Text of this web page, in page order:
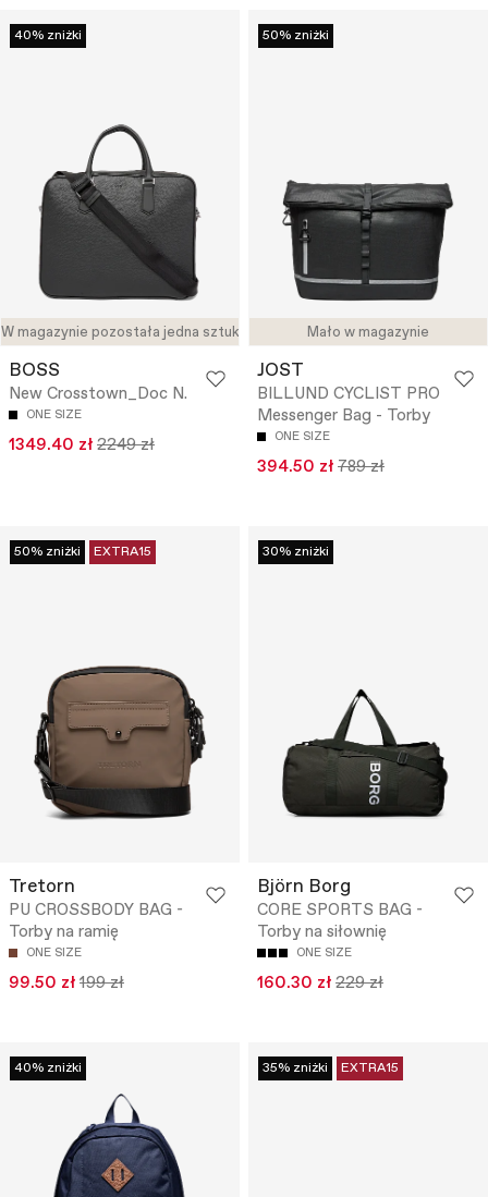
W magazynie pozostała jedna sztuka
40% zniżki
BOSS
New Crosstown_Doc N.
ONE SIZE
1349.40 zł 2249 zł
Mało w magazynie
50% zniżki
JOST
BILLUND CYCLIST PRO
Messenger Bag - Torby
ONE SIZE
394.50 zł 789 zł
50% zniżki EXTRA15
Tretorn
PU CROSSBODY BAG -
Torby na ramię
ONE SIZE
99.50 zł 199 zł
30% zniżki
Björn Borg
CORE SPORTS BAG -
Torby na siłownię
ONE SIZE
160.30 zł 229 zł
40% zniżki 35% zniżki EXTRA15